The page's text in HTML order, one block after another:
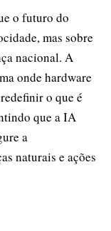
o futuro do
mas sobre
nacional. A
onde hardware
o que é
que a IA
a
naturais e ações